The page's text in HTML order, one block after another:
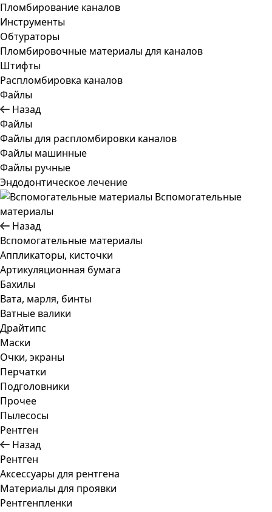
Пломбирование каналов
Инструменты
Обтураторы
Пломбировочные материалы для каналов
Штифты
Распломбировка каналов
Файлы
Назад
Файлы
Файлы для распломбировки каналов
Файлы машинные
Файлы ручные
Эндодонтическое лечение
Вспомогательные
материалы
Назад
Вспомогательные материалы
Аппликаторы, кисточки
Артикуляционная бумага
Бахилы
Вата, марля, бинты
Ватные валики
Драйтипс
Маски
Очки, экраны
Перчатки
Подголовники
Прочее
Пылесосы
Рентген
Назад
Рентген
Аксессуары для рентгена
Материалы для проявки
Рентгенпленки